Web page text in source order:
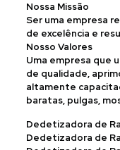
Nossa Missão
Ser uma empresa
de excelência e
Nosso Valores
Uma empresa que
de qualidade,
altamente
baratas, pulgas,
Dedetizadora de
Dedetizadora de